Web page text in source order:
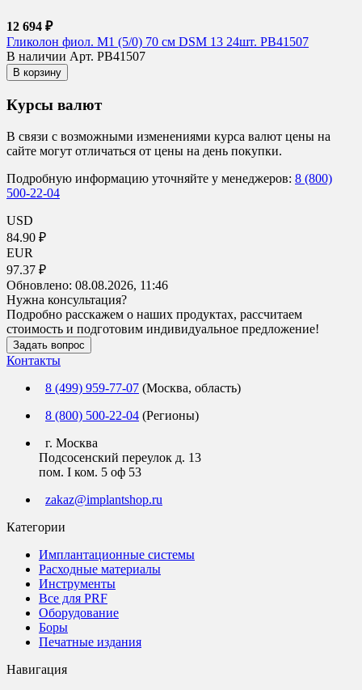
12 694 ₽
Гликолон фиол. М1 (5/0) 70 см DSM 13 24шт. PB41507
В наличии Арт. PB41507
В корзину
Курсы валют
В связи с возможными изменениями курса валют цены на
сайте могут отличаться от цены на день покупки.
Подробную информацию уточняйте у менеджеров: 8 (800)
500-22-04
USD
84.90 ₽
EUR
97.37 ₽
Обновлено: 08.08.2026, 11:46
Нужна консультация?
Подробно расскажем о наших продуктах, рассчитаем
стоимость и подготовим индивидуальное предложение!
Задать вопрос
Контакты
8 (499) 959-77-07 (Москва, область)
8 (800) 500-22-04 (Регионы)
г. Москва
Подсосенский переулок д. 13
пом. I ком. 5 оф 53
zakaz@implantshop.ru
Категории
Имплантационные системы
Расходные материалы
Инструменты
Все для PRF
Оборудование
Боры
Печатные издания
Навигация